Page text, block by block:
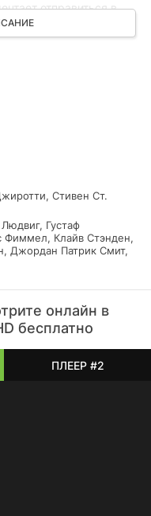
отправиться в
обрести легко и
корабела Флоки
переплыть море, и
приятелей и брата
Лагерта тоже
остаться дома с
и в первом же
украшений,
и не
выясняется, что
Рагнера, и в
оставить лишь
пленного
об Европе.
опасного
мятежника,
вызывает
Стивен Ст.
Густаф
Фиммел, Клайв Стэнден,
Джордан Патрик Смит,
онлайн в
бесплатно
ПЛЕЕР #2